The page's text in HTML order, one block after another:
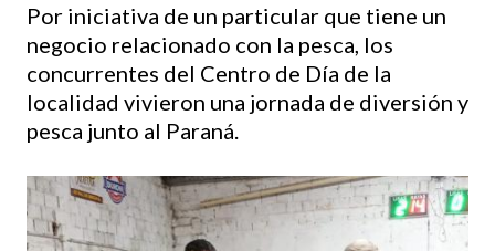
Por iniciativa de un particular que tiene un
negocio relacionado con la pesca, los
concurrentes del Centro de Día de la
localidad vivieron una jornada de diversión y
pesca junto al Paraná.